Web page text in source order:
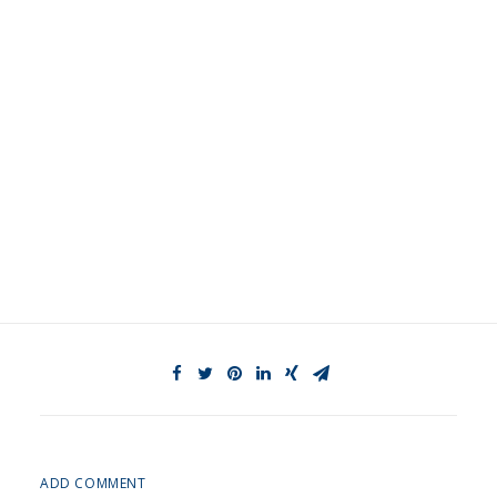
ADD COMMENT